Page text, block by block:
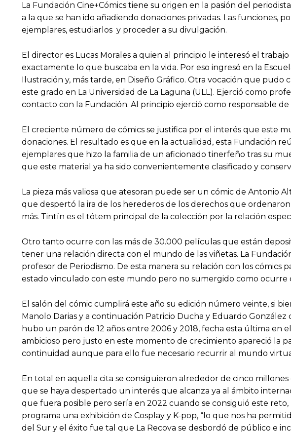
La Fundación Cine+Cómics tiene su origen en la pasión del
a la que se han ido añadiendo donaciones privadas. Las funciones,
ejemplares, estudiarlos y proceder a su divulgación.
El director es Lucas Morales a quien al principio le interesó el
exactamente lo que buscaba en la vida. Por eso ingresó en la
Ilustración y, más tarde, en Diseño Gráfico. Otra vocación que
este grado en La Universidad de La Laguna (ULL). Ejerció como
contacto con la Fundación. Al principio ejerció como responsable
El creciente número de cómics se justifica por el interés que este
donaciones. El resultado es que en la actualidad, esta Fundación
ejemplares que hizo la familia de un aficionado tinerfeño tras su
que este material ya ha sido convenientemente clasificado y
La pieza más valiosa que atesoran puede ser un cómic de Antonio
que despertó la ira de los herederos de los derechos que
más. Tintín es el tótem principal de la colección por la relación
Otro tanto ocurre con las más de 30.000 películas que están
tener una relación directa con el mundo de las viñetas. La
profesor de Periodismo. De esta manera su relación con los cómics
estado vinculado con este mundo pero no sumergido como ocurre
El salón del cómic cumplirá este año su edición número veinte, si
Manolo Darias y a continuación Patricio Ducha y Eduardo
hubo un parón de 12 años entre 2006 y 2018, fecha esta última
ambicioso pero justo en este momento de crecimiento apareció la
continuidad aunque para ello fue necesario recurrir al mundo
En total en aquella cita se consiguieron alrededor de cinco
que se haya despertado un interés que alcanza ya al ámbito
que fuera posible pero sería en 2022 cuando se consiguió este
programa una exhibición de Cosplay y K-pop, “lo que nos ha
del Sur y el éxito fue tal que La Recova se desbordó de público e